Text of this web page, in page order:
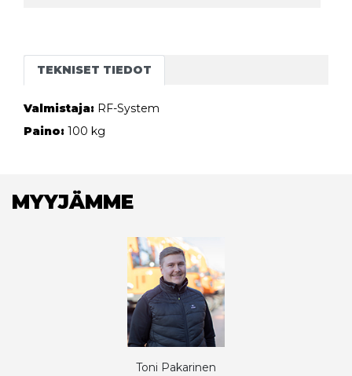
TEKNISET TIEDOT
Valmistaja: RF-System
Paino: 100 kg
MYYJÄMME
Toni Pakarinen